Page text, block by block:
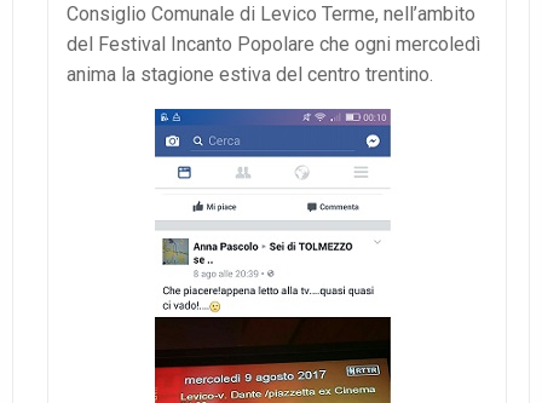
Consiglio Comunale di Levico Terme, nell’ambito
del Festival Incanto Popolare che ogni mercoledì
anima la stagione estiva del centro trentino.